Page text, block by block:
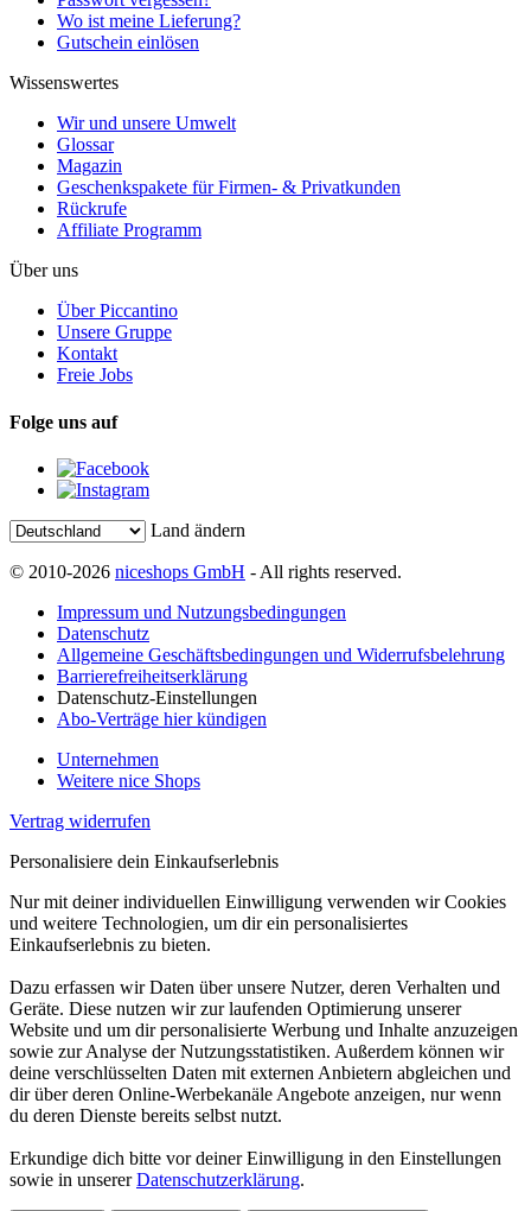
Wo ist meine Lieferung?
Gutschein einlösen
Wissenswertes
Wir und unsere Umwelt
Glossar
Magazin
Geschenkspakete für Firmen- & Privatkunden
Rückrufe
Affiliate Programm
Über uns
Über Piccantino
Unsere Gruppe
Kontakt
Freie Jobs
Folge uns auf
Land ändern
© 2010-2026 niceshops GmbH - All rights reserved.
Impressum und Nutzungsbedingungen
Datenschutz
Allgemeine Geschäftsbedingungen und Widerrufsbelehrung
Barrierefreiheitserklärung
Datenschutz-Einstellungen
Abo-Verträge hier kündigen
Unternehmen
Weitere nice Shops
Vertrag widerrufen
Personalisiere dein Einkaufserlebnis
Nur mit deiner individuellen Einwilligung verwenden wir Cookies
und weitere Technologien, um dir ein personalisiertes
Einkaufserlebnis zu bieten.
Dazu erfassen wir Daten über unsere Nutzer, deren Verhalten und
Geräte. Diese nutzen wir zur laufenden Optimierung unserer
Website und um dir personalisierte Werbung und Inhalte anzuzeigen
sowie zur Analyse der Nutzungsstatistiken. Außerdem können wir
deine verschlüsselten Daten mit externen Anbietern abgleichen und
dir über deren Online-Werbekanäle Angebote anzeigen, nur wenn
du deren Dienste bereits selbst nutzt.
Erkundige dich bitte vor deiner Einwilligung in den Einstellungen
sowie in unsererDatenschutzerklärung.